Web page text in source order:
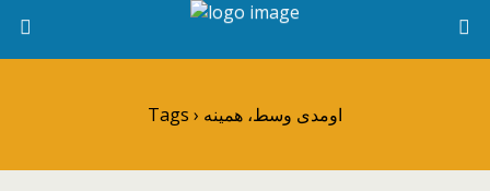
Tags › اومدی وسط، همینه